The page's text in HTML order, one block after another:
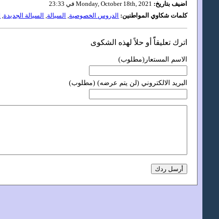
اضيف بتاريخ:
كلمات شكاوي المواطنين: الدروس الخصوصية, السيالة, السيالة الجديدة,
اترك تعليقاًً أو حلاً لهذه الشكوى
الاسم المستعار(مطلوب)
البريد الالكتروني (لن يتم عرضه) (مطلوب)